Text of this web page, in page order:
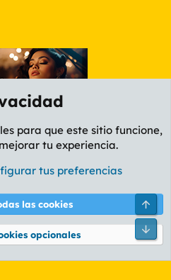
Política de privacidad Ayuda
2026 XenForo Ltd.
para que este sitio funcione,
tu experiencia.
tus preferencias
las cookies
opcionales
Pie